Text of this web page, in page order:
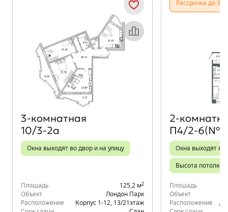
3‑комнатная
10/3-2а
Окна выходят во двор и на улицу
Площадь 125,2 м2
Объект
Лондон Парк
Расположение
Корпус 1-12 13/21 этаж
Рассрочка до
П4/2-
Окна выходят во
Высота
Площадь
Объект
Расположение